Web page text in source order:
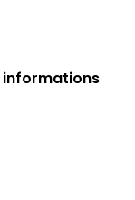
informations